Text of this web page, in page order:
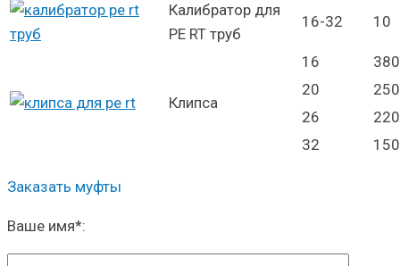
Калибратор для
PE RT труб
16-32 10
Клипса
16
380
20
250
26
220
32
150
Заказать муфты
Ваше имя*: